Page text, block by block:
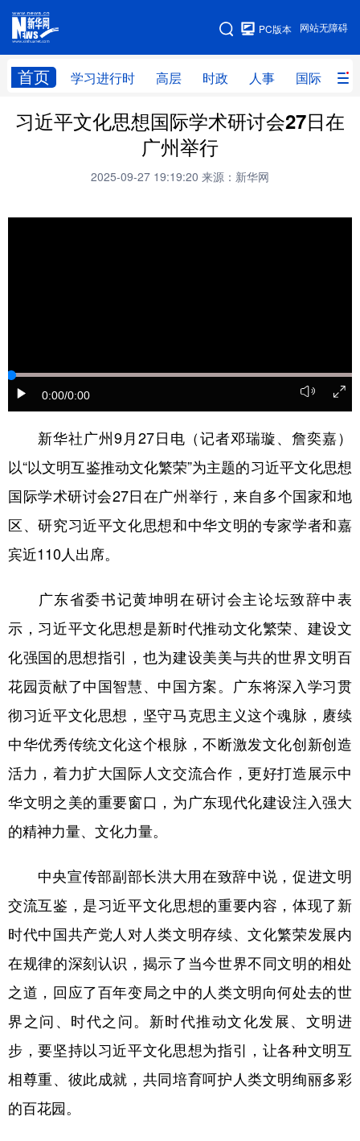
网站无障碍
PC版本
首页 学习进行时 高层 时政 人事 国际 财
网站地图
学习进行时 高层 时政 人事
财经 网评
学术中国 溯源中国
彩票 娱乐 时尚 悦读
公益 一带一路 亚太网 上市公司
文化产业
北京 天津 河北 山西
辽宁 吉林 上海 江苏
浙江 安徽 福建 江西
山东 河南 湖北 湖南
陕西 甘肃
English Español Français عربى
Русский язык 日本語 한국어
Deutsch Português
习近平文化思想国际学术研讨会27日在
广州举行
2025-09-27 19:19:20 来源：新华网
0:00/0:00
新华社广州9月27日电（记者邓瑞璇、詹奕嘉）
以“以文明互鉴推动文化繁荣”为主题的习近平文化思想
国际学术研讨会27日在广州举行，来自多个国家和地
区、研究习近平文化思想和中华文明的专家学者和嘉
宾近110人出席。
广东省委书记黄坤明在研讨会主论坛致辞中表
示，习近平文化思想是新时代推动文化繁荣、建设文
化强国的思想指引，也为建设美美与共的世界文明百
花园贡献了中国智慧、中国方案。广东将深入学习贯
彻习近平文化思想，坚守马克思主义这个魂脉，赓续
中华优秀传统文化这个根脉，不断激发文化创新创造
活力，着力扩大国际人文交流合作，更好打造展示中
华文明之美的重要窗口，为广东现代化建设注入强大
的精神力量、文化力量。
中央宣传部副部长洪大用在致辞中说，促进文明
交流互鉴，是习近平文化思想的重要内容，体现了新
时代中国共产党人对人类文明存续、文化繁荣发展内
在规律的深刻认识，揭示了当今世界不同文明的相处
之道，回应了百年变局之中的人类文明向何处去的世
界之问、时代之问。新时代推动文化发展、文明进
步，要坚持以习近平文化思想为指引，让各种文明互
相尊重、彼此成就，共同培育呵护人类文明绚丽多彩
的百花园。